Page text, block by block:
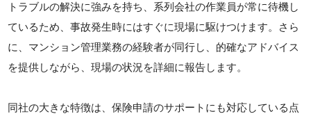
トラブルの解決に強みを持ち、系列会社の作業員が常に待機し
ているため、事故発生時にはすぐに現場に駆けつけます。さら
に、マンション管理業務の経験者が同行し、的確なアドバイス
を提供しながら、現場の状況を詳細に報告します。
同社の大きな特徴は、保険申請のサポートにも対応している点